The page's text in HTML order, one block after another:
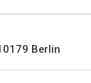
Berlin